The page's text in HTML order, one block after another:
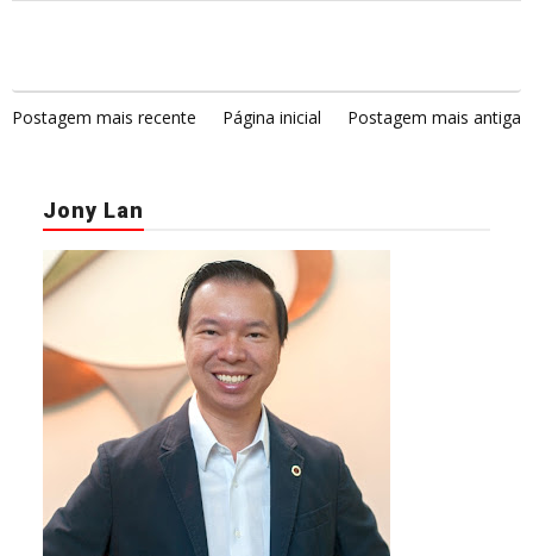
Postagem mais recente Página inicial Postagem mais antiga
Jony Lan